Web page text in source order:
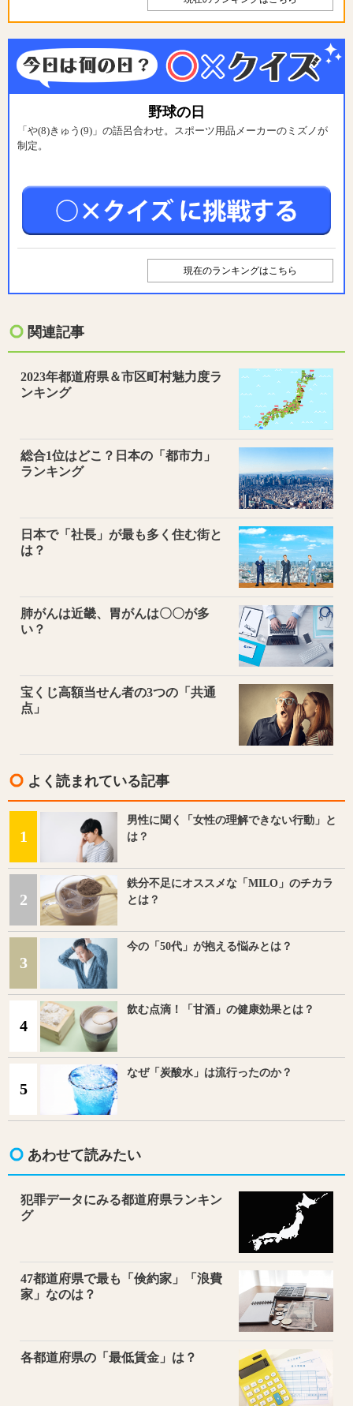
野球の日
「や(8)きゅう(9)」の語呂合わせ。スポーツ用品メーカーのミズノが
制定。
現在のランキングはこちら
関連記事
2023年都道府県＆市区町村魅力度ラ
ンキング
総合1位はどこ？日本の「都市力」
ランキング
日本で「社長」が最も多く住む街と
は？
肺がんは近畿、胃がんは〇〇が多
い？
宝くじ高額当せん者の3つの「共通
点」
よく読まれている記事
1
男性に聞く「女性の理解できない行動」と
は？
2
鉄分不足にオススメな「MILO」のチカラ
とは？
3
今の「50代」が抱える悩みとは？
4
飲む点滴！「甘酒」の健康効果とは？
5
なぜ「炭酸水」は流行ったのか？
あわせて読みたい
犯罪データにみる都道府県ランキン
グ
47都道府県で最も「倹約家」「浪費
家」なのは？
各都道府県の「最低賃金」は？